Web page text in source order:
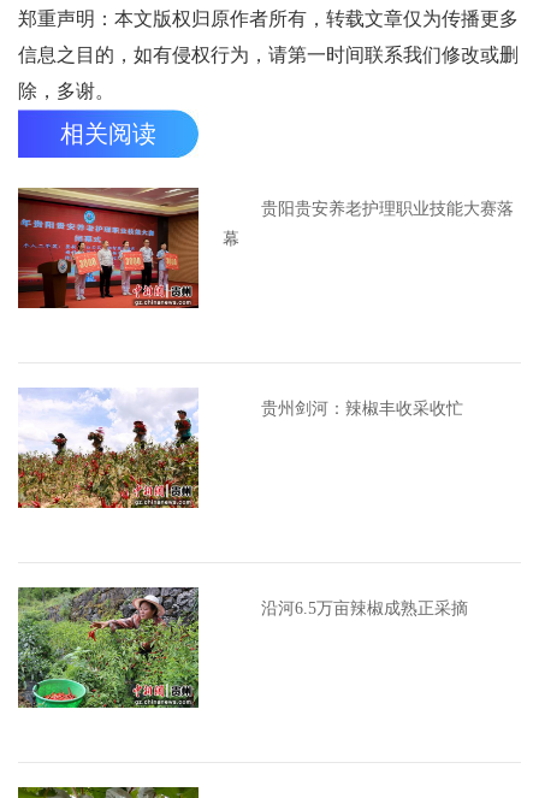
郑重声明：本文版权归原作者所有，转载文章仅为传播更多
信息之目的，如有侵权行为，请第一时间联系我们修改或删
除，多谢。
相关阅读
贵阳贵安养老护理职业技能大赛落
幕
贵州剑河：辣椒丰收采收忙
沿河6.5万亩辣椒成熟正采摘